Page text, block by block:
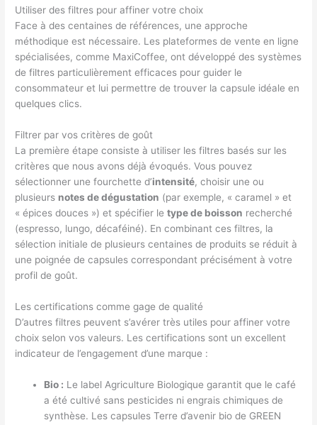
Utiliser des filtres pour affiner votre choix
Face à des centaines de références, une approche
méthodique est nécessaire. Les plateformes de vente en ligne
spécialisées, comme MaxiCoffee, ont développé des systèmes
de filtres particulièrement efficaces pour guider le
consommateur et lui permettre de trouver la capsule idéale en
quelques clics.
Filtrer par vos critères de goût
La première étape consiste à utiliser les filtres basés sur les
critères que nous avons déjà évoqués. Vous pouvez
sélectionner une fourchette d’intensité, choisir une ou
plusieurs notes de dégustation (par exemple, « caramel » et
« épices douces ») et spécifier letype de boisson recherché
(espresso, lungo, décaféiné). En combinant ces filtres, la
sélection initiale de plusieurs centaines de produits se réduit à
une poignée de capsules correspondant précisément à votre
profil de goût.
Les certifications comme gage de qualité
D’autres filtres peuvent s’avérer très utiles pour affiner votre
choix selon vos valeurs. Les certifications sont un excellent
indicateur de l’engagement d’une marque :
Bio : Le label Agriculture Biologique garantit que le café
a été cultivé sans pesticides ni engrais chimiques de
synthèse. Les capsules Terre d’avenir bio de GREEN